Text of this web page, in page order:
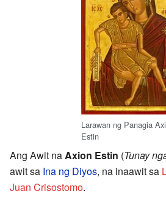
Larawan ng Panagia
Estin
Ang Awit naAxion Estin (Tunay
awit sa Ina ng Diyos, na inaawit sa
Juan Crisostomo.